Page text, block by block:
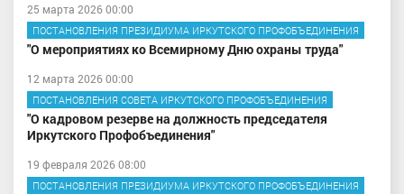
25 марта 2026 00:00
ПОСТАНОВЛЕНИЯ ПРЕЗИДИУМА ИРКУТСКОГО ПРОФОБЪЕДИНЕНИЯ
"О мероприятиях ко Всемирному Дню охраны труда"
12 марта 2026 00:00
ПОСТАНОВЛЕНИЯ СОВЕТА ИРКУТСКОГО ПРОФОБЪЕДИНЕНИЯ
"О кадровом резерве на должность председателя
Иркутского Профобъединения"
19 февраля 2026 08:00
ПОСТАНОВЛЕНИЯ ПРЕЗИДИУМА ИРКУТСКОГО ПРОФОБЪЕДИНЕНИЯ